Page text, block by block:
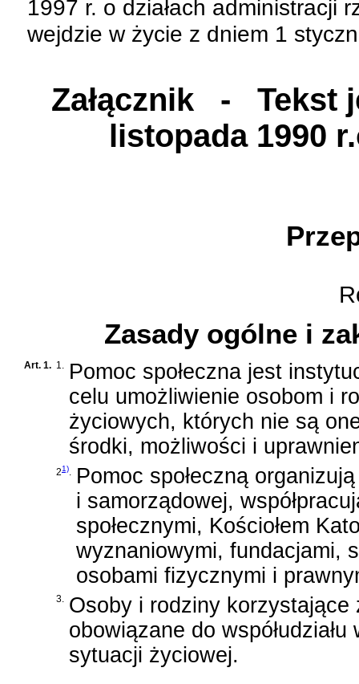
1997 r. o działach administracji
wejdzie w życie z dniem 1
Załącznik- Tekst
listopada 1990
Zasady ogólne i
Art. 1. 1. Pomoc społeczna jest
celu umożliwienie osobom i
życiowych, których nie są
środki, możliwości i
21). Pomoc społeczną
i samorządowej,
społecznymi, Kościołem
wyznaniowymi, fundacjami,
osobami fizycznymi i
3. Osoby i rodziny korzystające
obowiązane do
sytuacji życiowej.